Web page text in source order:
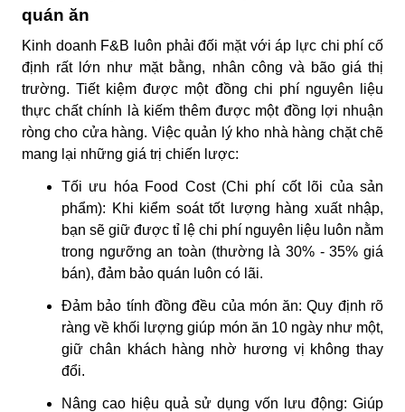
quán ăn
Kinh doanh F&B luôn phải đối mặt với áp lực chi phí cố
định rất lớn như mặt bằng, nhân công và bão giá thị
trường. Tiết kiệm được một đồng chi phí nguyên liệu
thực chất chính là kiếm thêm được một đồng lợi nhuận
ròng cho cửa hàng. Việc quản lý kho nhà hàng chặt chẽ
mang lại những giá trị chiến lược:
Tối ưu hóa Food Cost (Chi phí cốt lõi của sản
phẩm): Khi kiểm soát tốt lượng hàng xuất nhập,
bạn sẽ giữ được tỉ lệ chi phí nguyên liệu luôn nằm
trong ngưỡng an toàn (thường là 30% - 35% giá
bán), đảm bảo quán luôn có lãi.
Đảm bảo tính đồng đều của món ăn: Quy định rõ
ràng về khối lượng giúp món ăn 10 ngày như một,
giữ chân khách hàng nhờ hương vị không thay
đổi.
Nâng cao hiệu quả sử dụng vốn lưu động: Giúp